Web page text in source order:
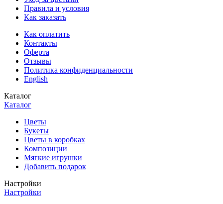
Правила и условия
Как заказать
Как оплатить
Контакты
Оферта
Отзывы
Политика конфиденциальности
English
Каталог
Каталог
Цветы
Букеты
Цветы в коробках
Композиции
Мягкие игрушки
Добавить подарок
Настройки
Настройки